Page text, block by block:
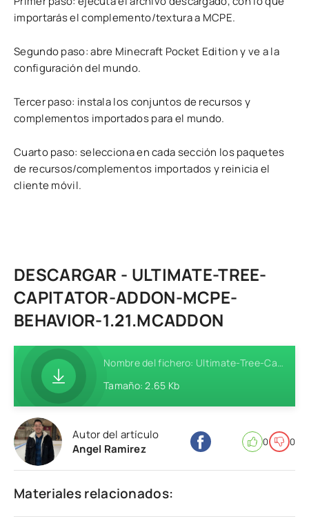
importarás el complemento/textura a MCPE.
Segundo paso: abre Minecraft Pocket Edition y ve a la
configuración del mundo.
Tercer paso: instala los conjuntos de recursos y
complementos importados para el mundo.
Cuarto paso: selecciona en cada sección los paquetes
de recursos/complementos importados y reinicia el
cliente móvil.
DESCARGAR - ULTIMATE-TREE-
CAPITATOR-ADDON-MCPE-
BEHAVIOR-1.21.MCADDON
Nombre del fichero: Ultimate-Tree-Capitator-Addon-MCPE-Behavior-1.21.mcaddon
Tamaño: 2.65 Kb
Autor del artículo
Angel Ramirez
0 0
Materiales relacionados: